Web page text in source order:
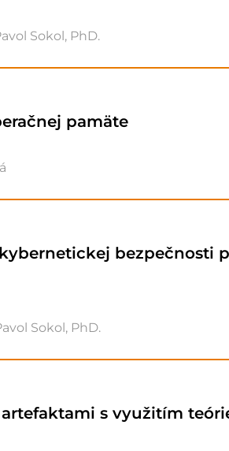
Sokol, PhD.
pamäte
bezpečnosti
Sokol, PhD.
s využitím